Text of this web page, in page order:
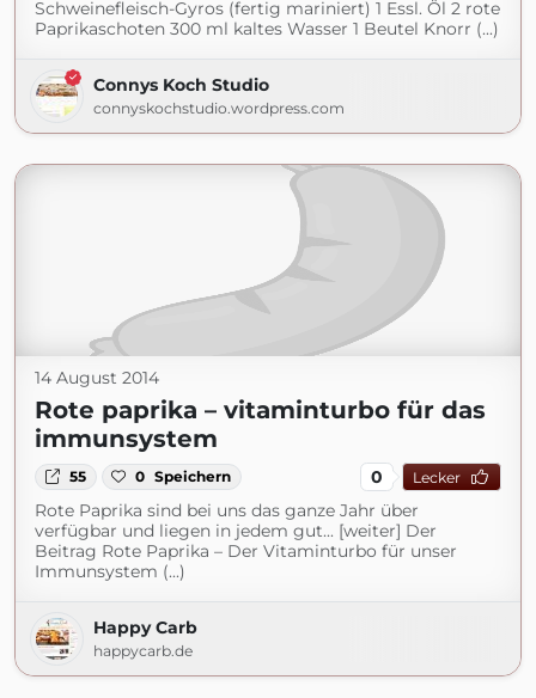
Schweinefleisch-Gyros (fertig mariniert) 1 Essl. Öl 2 rote
Paprikaschoten 300 ml kaltes Wasser 1 Beutel Knorr (...)
Connys Koch Studio
connyskochstudio.wordpress.com
14 August 2014
Rote paprika – vitaminturbo für das
immunsystem
55 0 Speichern 0 Lecker
Rote Paprika sind bei uns das ganze Jahr über
verfügbar und liegen in jedem gut... [weiter] Der
Beitrag Rote Paprika – Der Vitaminturbo für unser
Immunsystem (...)
Happy Carb
happycarb.de